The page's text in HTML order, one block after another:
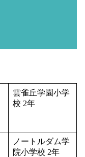
雲雀丘学園小学
校 2年
ノートルダム学
院小学校 2年